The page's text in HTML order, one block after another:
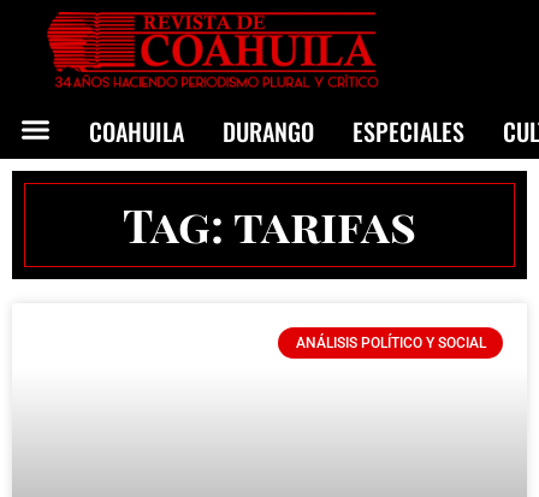
COAHUILA DURANGO ESPECIALES
Tag: tarifas
ANÁLISIS POLÍTICO Y SOCIAL